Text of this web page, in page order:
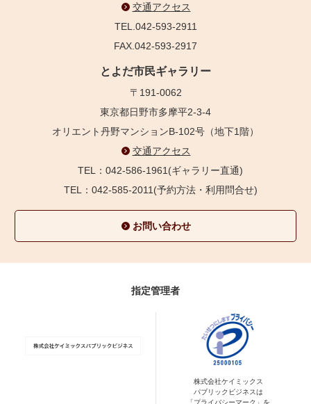
交通アクセス
TEL.042-593-2911
FAX.042-593-2917
とよだ市民ギャラリー
〒191-0062
東京都日野市多摩平2-3-4
オリエント丹野マンションB-102号（地下1階）
交通アクセス
TEL：042-586-1961(ギャラリー直通)
TEL：042-585-2011(予約方法・利用問合せ)
お問い合わせ
指定管理者
株式会社ケイミックス
パブリックビジネスは
「プライバシーマーク」を